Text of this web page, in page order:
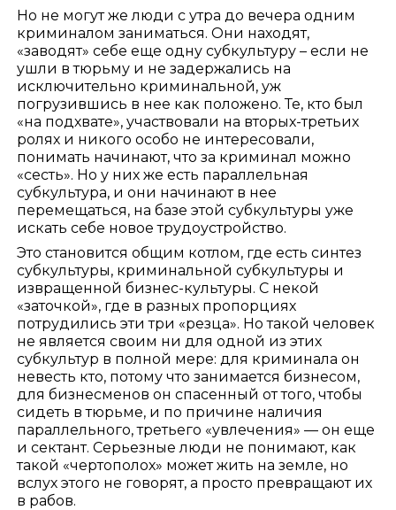
Но не могут же люди с утра до вечера одним
криминалом заниматься. Они находят,
«заводят» себе еще одну субкультуру – если не
ушли в тюрьму и не задержались на
исключительно криминальной, уж
погрузившись в нее как положено. Те, кто был
«на подхвате», участвовали на вторых-третьих
ролях и никого особо не интересовали,
понимать начинают, что за криминал можно
«сесть». Но у них же есть параллельная
субкультура, и они начинают в нее
перемещаться, на базе этой субкультуры уже
искать себе новое трудоустройство.
Это становится общим котлом, где есть синтез
субкультуры, криминальной субкультуры и
извращенной бизнес-культуры. С некой
«заточкой», где в разных пропорциях
потрудились эти три «резца». Но такой человек
не является своим ни для одной из этих
субкультур в полной мере: для криминала он
невесть кто, потому что занимается бизнесом,
для бизнесменов он спасенный от того, чтобы
сидеть в тюрьме, и по причине наличия
параллельного, третьего «увлечения» — он еще
и сектант. Серьезные люди не понимают, как
такой «чертополох» может жить на земле, но
вслух этого не говорят, а просто превращают их
в рабов.